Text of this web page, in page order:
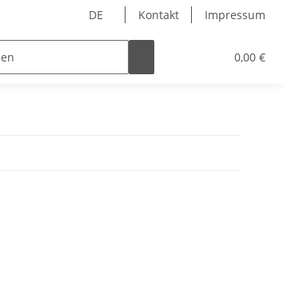
DE Kontakt Impressum
0,00 €